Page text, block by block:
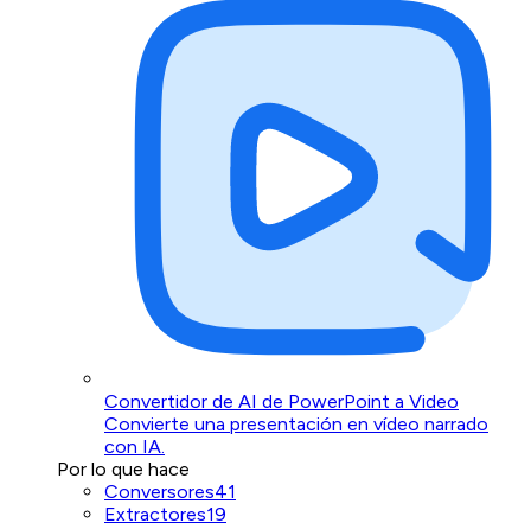
Convertidor de AI de PowerPoint a Video
Convierte una presentación en vídeo narrado
con IA.
Por lo que hace
Conversores41
Extractores19